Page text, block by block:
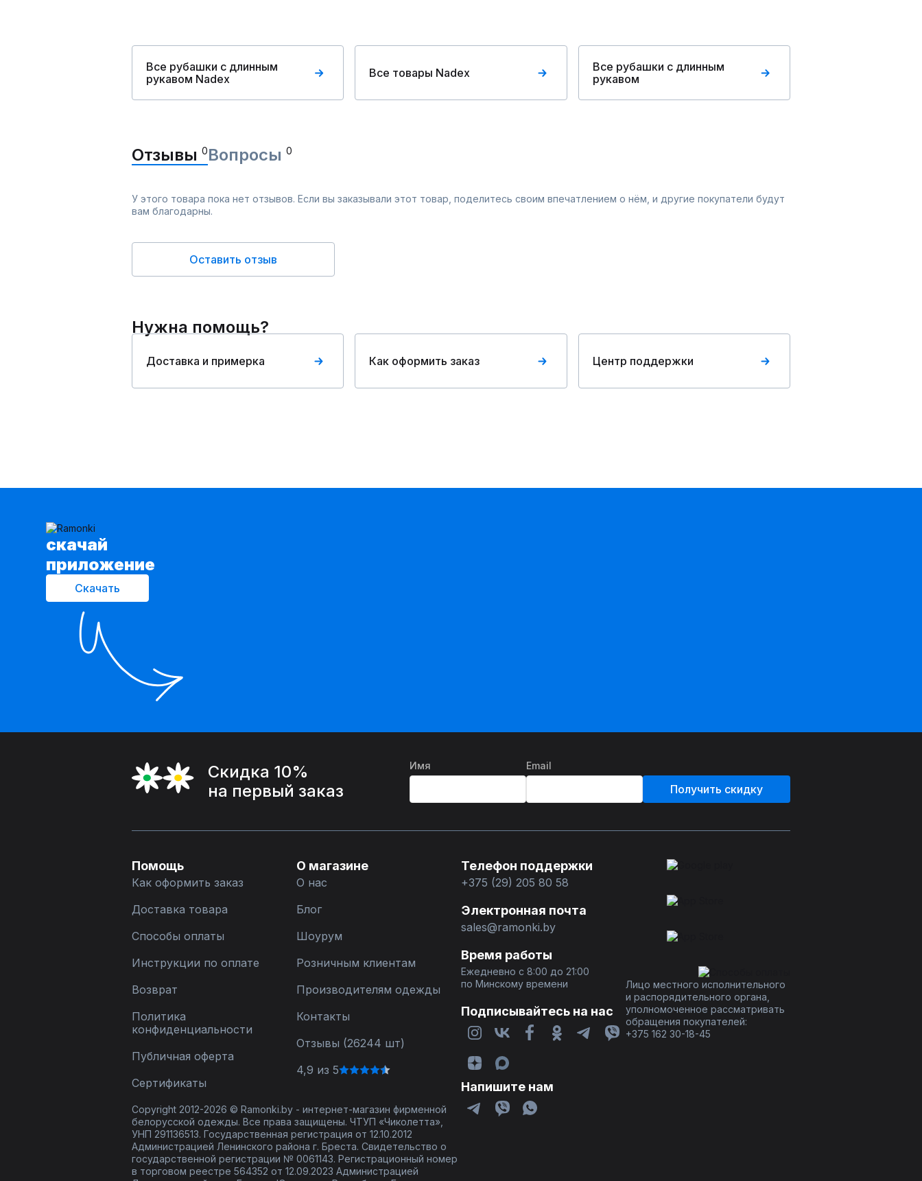
Все рубашки с длинным
рукавом Nadex
Все товары Nadex
Все рубашки с длинным
рукавом
Отзывы 0Вопросы 0
У этого товара пока нет отзывов. Если вы заказывали этот товар, поделитесь своим впечатлением о нём, и другие покупатели будут
вам благодарны.
Оставить отзыв
Нужна помощь?
Доставка и примерка Как оформить заказ Центр поддержки
cкачай
приложение
Скачать
Скидка 10%
на первый заказ
Имя Email
Получить скидку
Помощь
Как оформить заказ
Доставка товара
Способы оплаты
Инструкции по оплате
Возврат
Политика
конфиденциальности
Публичная оферта
Сертификаты
О магазине
О нас
Блог
Шоурум
Розничным клиентам
Производителям одежды
Контакты
Отзывы (26244 шт)
4,9 из 5
Телефон поддержки
+375 (29) 205 80 58
Электронная почта
sales@ramonki.by
Время работы
Ежедневно с 8:00 до 21:00
по Минскому времени
Подписывайтесь на нас
Напишите нам
Лицо местного исполнительного
и распорядительного органа,
уполномоченное рассматривать
обращения покупателей:
+375 162 30-18-45
Copyright 2012-2026 © Ramonki.by - интернет-магазин фирменной
белорусской одежды. Все права защищены. ЧТУП «Чиколетта»,
УНП 291136513. Государственная регистрация от 12.10.2012
Администрацией Ленинского района г. Бреста. Свидетельство о
государственной регистрации № 0061143. Регистрационный номер
в торговом реестре 564352 от 12.09.2023 Администрацией